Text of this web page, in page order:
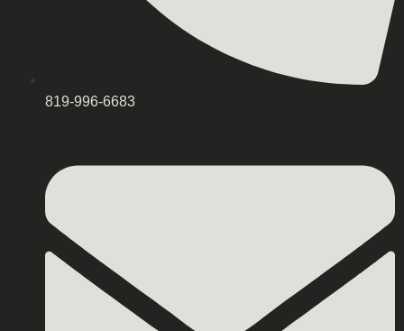
819-996-6683